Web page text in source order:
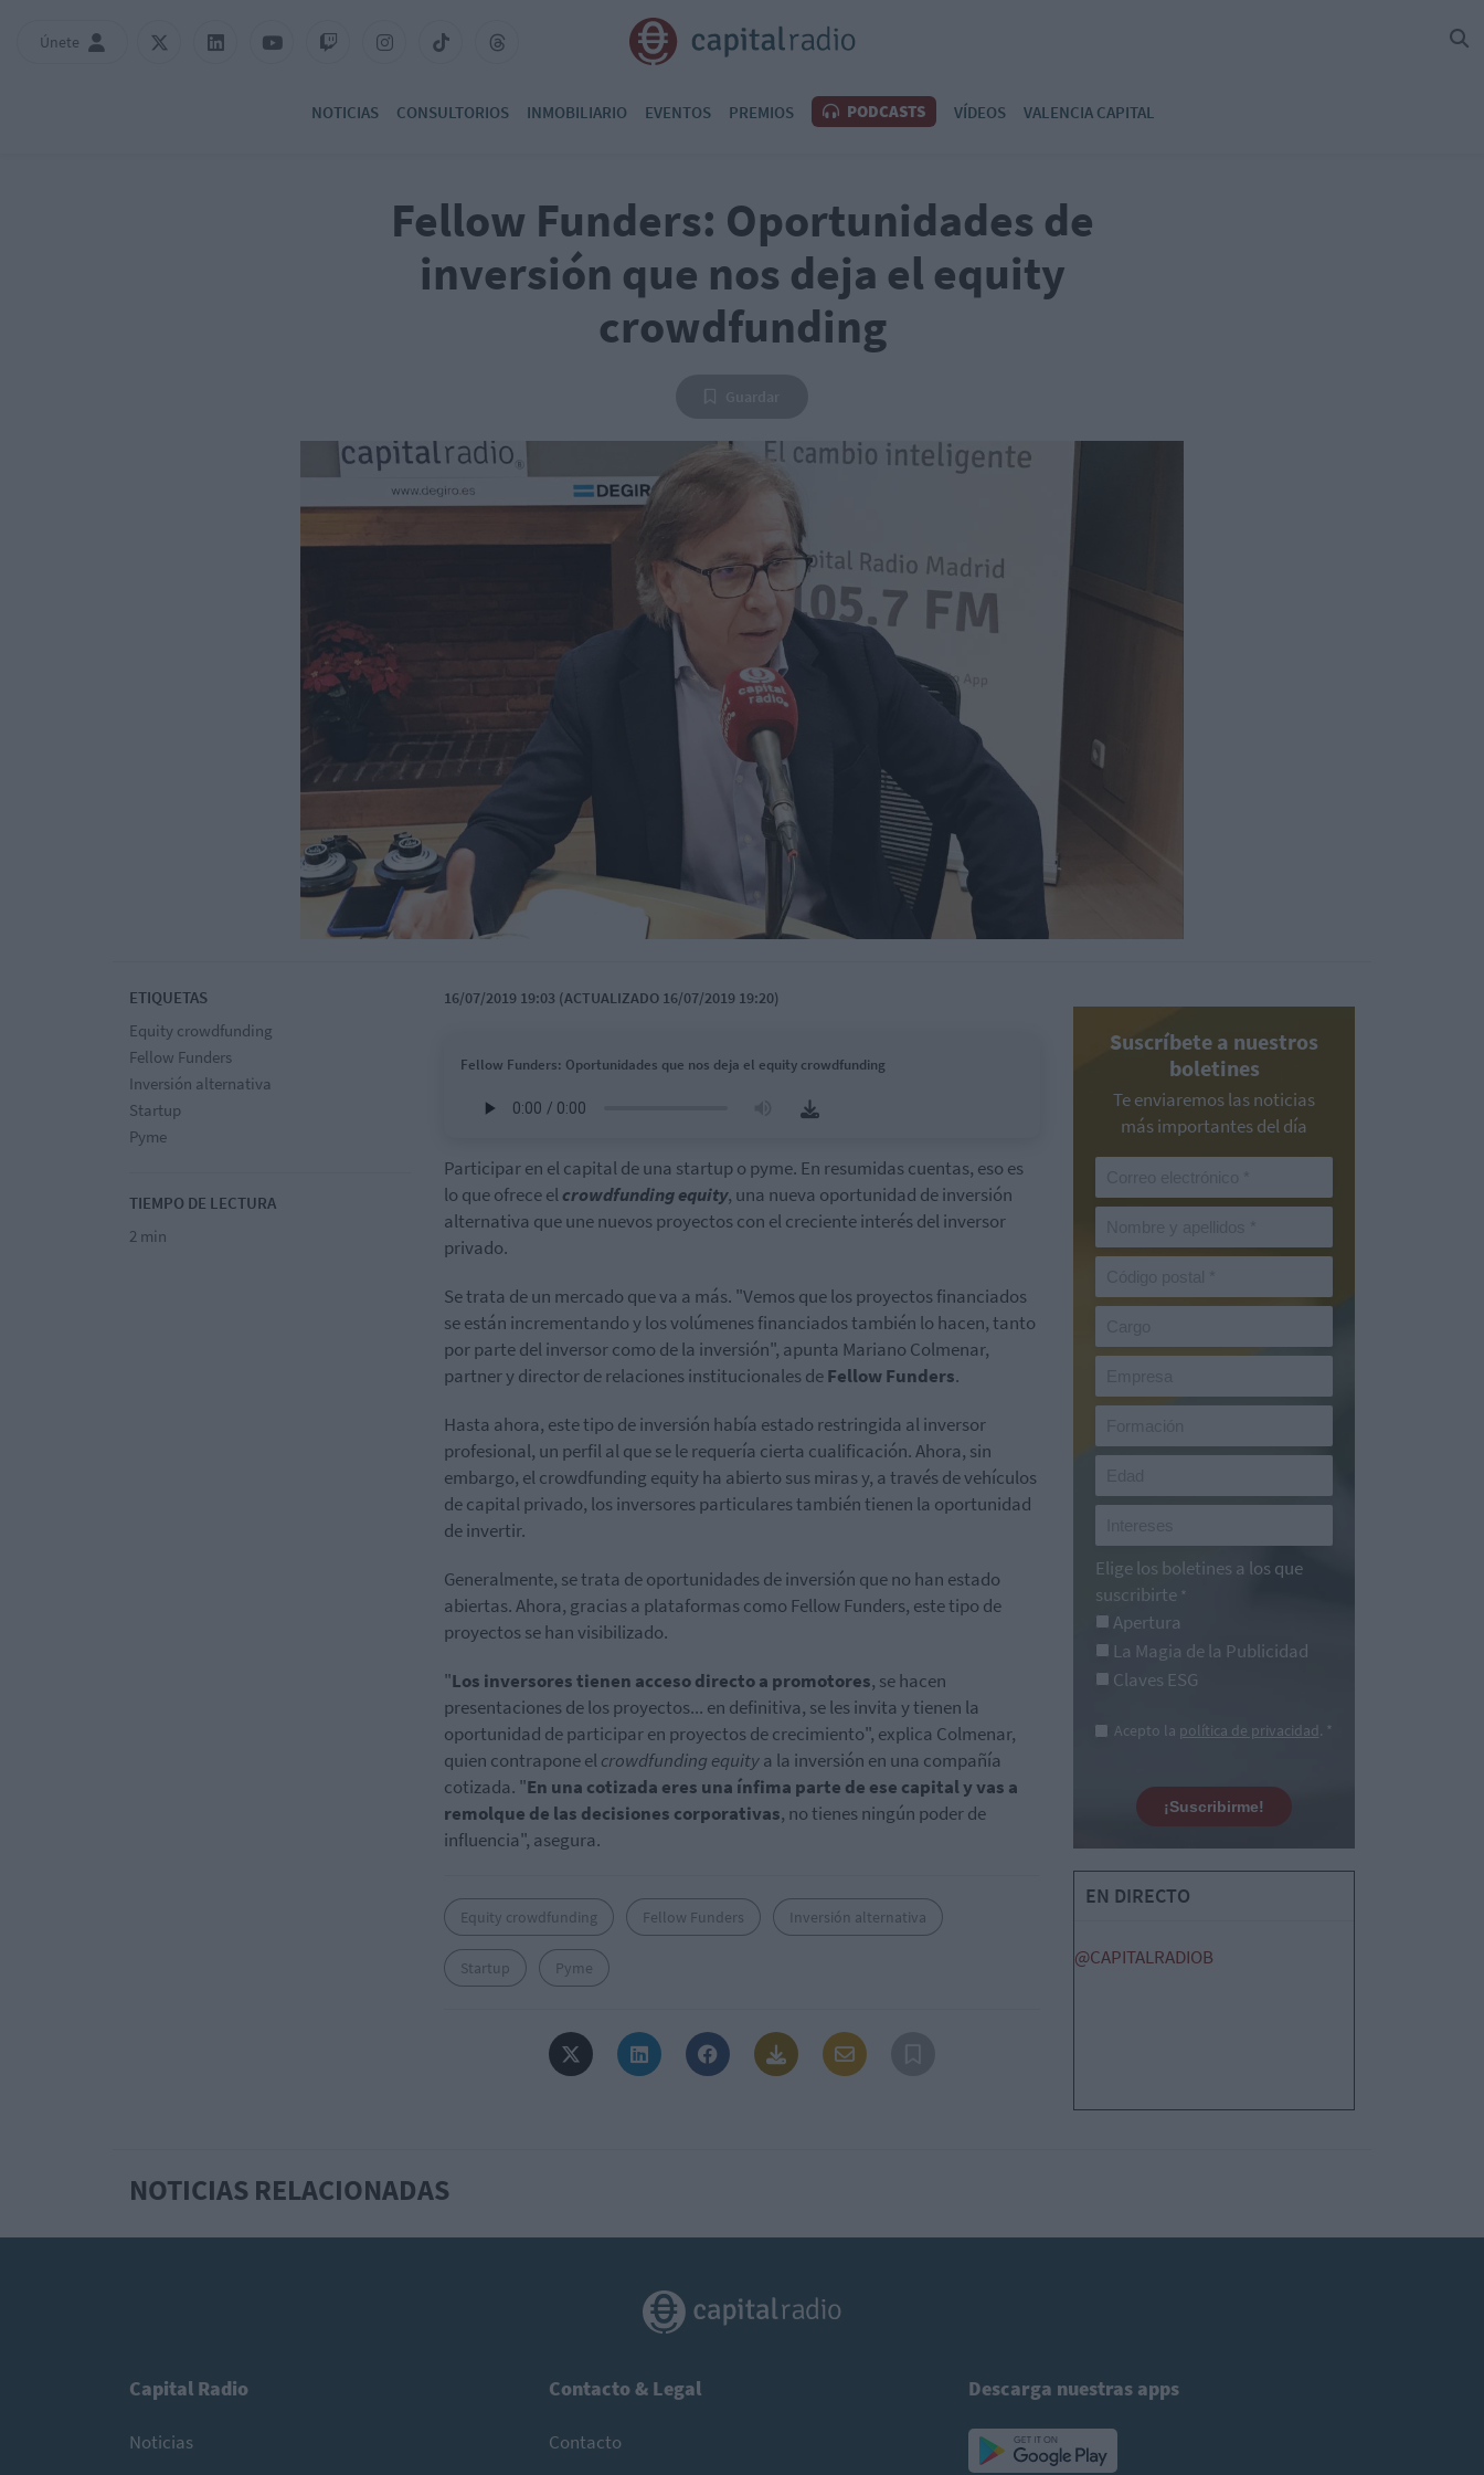
Únete
NOTICIAS CONSULTORIOS INMOBILIARIO EVENTOS PREMIOS PODCASTS VÍDEOS VALENCIA CAPITAL
Fellow Funders: Oportunidades de
inversión que nos deja el equity
crowdfunding
ETIQUETAS
Equity crowdfunding
Fellow Funders
Inversión alternativa
Startup
Pyme
TIEMPO DE LECTURA
2 min
16/07/2019 19:03 (ACTUALIZADO 16/07/2019 19:20)
Fellow Funders: Oportunidades que nos deja el equity crowdfunding
Participar en el capital de una startup o pyme. En resumidas cuentas, eso es
lo que ofrece elcrowdfunding equity, una nueva oportunidad de inversión
alternativa que une nuevos proyectos con el creciente interés del inversor
privado.
Se trata de un mercado que va a más. "Vemos que los proyectos financiados
se están incrementando y los volúmenes financiados también lo hacen, tanto
por parte del inversor como de la inversión", apunta Mariano Colmenar,
partner y director de relaciones institucionales deFellow Funders.
Hasta ahora, este tipo de inversión había estado restringida al inversor
profesional, un perfil al que se le requería cierta cualificación. Ahora, sin
embargo, el crowdfunding equity ha abierto sus miras y, a través de vehículos
de capital privado, los inversores particulares también tienen la oportunidad
de invertir.
Generalmente, se trata de oportunidades de inversión que no han estado
abiertas. Ahora, gracias a plataformas como Fellow Funders, este tipo de
proyectos se han visibilizado.
"Los inversores tienen acceso directo a promotores, se hacen
presentaciones de los proyectos... en definitiva, se les invita y tienen la
oportunidad de participar en proyectos de crecimiento", explica Colmenar,
quien contrapone elcrowdfunding equitya la inversión en una compañía
cotizada. "En una cotizada eres una ínfima parte de ese capital y vas a
remolque de las decisiones corporativas, no tienes ningún poder de
influencia", asegura.
Equity crowdfunding Fellow Funders Inversión alternativa
Startup Pyme
Suscríbete a nuestros
boletines
Te enviaremos las noticias
más importantes del día
Elige los boletines a los que
suscribirte *
Apertura
La Magia de la Publicidad
Claves ESG
Acepto la política de privacidad. *
¡Suscribirme!
EN DIRECTO
@CAPITALRADIOB
NOTICIAS RELACIONADAS
Capital Radio
Noticias
Contacto & Legal
Contacto
Descarga nuestras apps